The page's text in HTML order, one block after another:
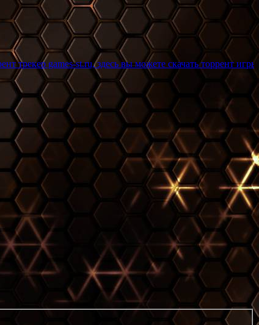
st.ru, здесь вы можете скачать торрент игры бесплатно